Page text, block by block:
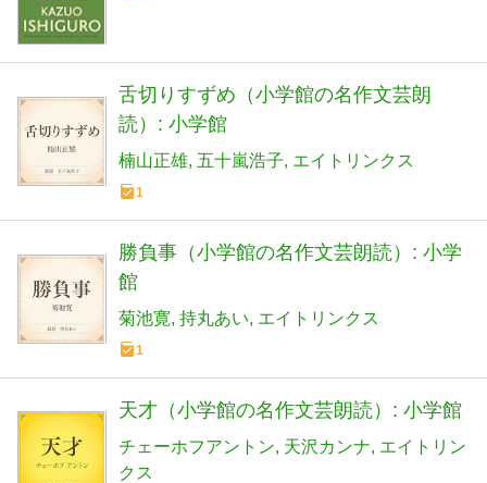
舌切りすずめ（小学館の名作文芸朗
読）: 小学館
楠山正雄 五十嵐浩子 エイトリンクス
1
勝負事（小学館の名作文芸朗読）: 小学
館
菊池寛 持丸あい エイトリンクス
1
天才（小学館の名作文芸朗読）: 小学館
チェーホフアントン 天沢カンナ エイトリン
クス